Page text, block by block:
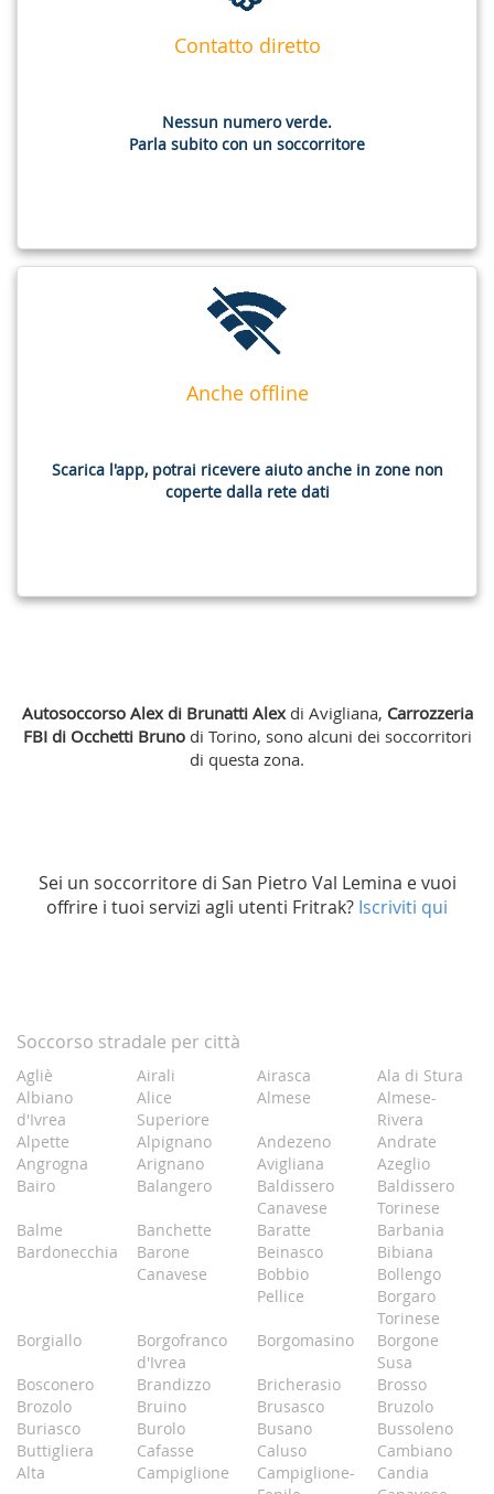
Contatto diretto
Nessun numero verde.
Parla subito con un soccorritore
Anche offline
Scarica l'app, potrai ricevere aiuto anche in zone non
coperte dalla rete dati
anche offline
Autosoccorso Alex di Brunatti Alexdi Avigliana, Carrozzeria
FBI di Occhetti Brunodi Torino, sono alcuni dei soccorritori
di questa zona.
Sei un soccorritore di San Pietro Val Lemina e vuoi
offrire i tuoi servizi agli utenti Fritrak? Iscriviti qui
Soccorso stradale per città
Agliè Airali Airasca
Ala di Stura
Albiano
d'Ivrea
Alice
Superiore
Almese
Almese-
Rivera
Alpette
Alpignano Andezeno
Andrate
Angrogna
Arignano Avigliana
Azeglio
Bairo
Balangero
Baldissero
Canavese
Baldissero
Torinese
Balme
Banchette Baratte
Barbania
Bardonecchia
Barone
Canavese
Beinasco
Bibiana
Bobbio
Pellice
Bollengo
Borgaro
Torinese
Borgiallo
Borgofranco
d'Ivrea
Borgomasino
Borgone
Susa
Bosconero
Brandizzo Bricherasio
Brosso
Brozolo
Bruino Brusasco
Bruzolo
Buriasco
Burolo Busano
Bussoleno
Buttigliera
Alta
Cafasse Caluso
Cambiano
Campiglione
Campiglione-
Candia